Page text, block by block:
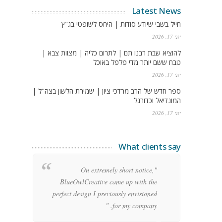
Latest News
חייל בשבי שיודע סודות | היחס לשופטי בג"ץ
יוני 17, 2026
להוציא שבת רבנו תם | לתרום כליה | מצוות צבא |
טבח ששם יותר מדי פלפל באוכל
יוני 17, 2026
ספר חדש של הרב מרדכי ציון | שמירת הלשון בצה"ל |
המונדיאל וכדורגל
יוני 17, 2026
What clients say
"On extremely short notice,
BlueOwlCreative came up with the
perfect design I previously envisioned
for my company. "